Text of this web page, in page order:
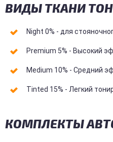
ВИДЫ ТКАНИ
Night 0% - для
Premium 5% - Высокий
Medium 10% - Средний
Tinted 15% - Легкий
КОМПЛЕКТЫ